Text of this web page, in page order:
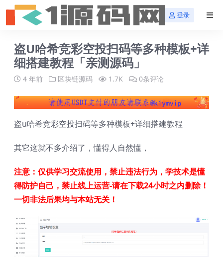
登录
盗U哈希竞彩空投扫码等多种模板+详
细搭建教程「亲测源码」
4 年前 区块链源码 1.7K 0条评论
盗u哈希竞彩空投扫码等多种模板+详细搭建教程
其它这就不多介绍了，懂得人自然懂，
注意：仅供学习交流使用，禁止违法行为，学技术是懂
得防护自己，禁止线上运营-请在下载24小时之内删除！
一切非法后果均与本站无关！